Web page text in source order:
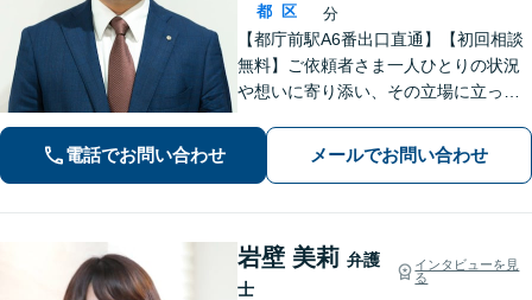
都 区
分
【都庁前駅A6番出口直通】【初回相談
無料】ご依頼者さま一人ひとりの状況
や想いに寄り添い、その立場に立って
して明るい未来へ踏み出せるよう、誠
実に向き合い、全力を尽くします！
電話でお問い合わせ メールでお問い合わせ
岩壁 美莉 弁護
士
インタビューを見
る